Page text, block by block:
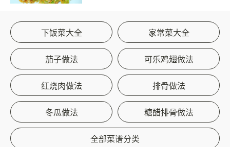
下饭菜大全 家常菜大全
茄子做法 可乐鸡翅做法
红烧肉做法 排骨做法
冬瓜做法 糖醋排骨做法
全部菜谱分类